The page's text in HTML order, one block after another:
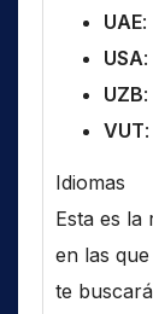
UAE:
USA
UZB
VUT
Idiomas
Esta es la
en las
te